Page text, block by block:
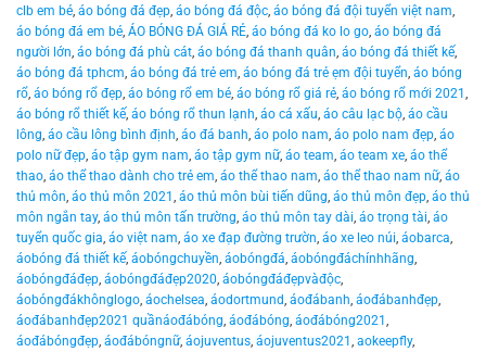
clb em bé, áo bóng đá đẹp, áo bóng đá độc, áo bóng đá đội tuyển việt nam,
áo bóng đá em bé, ÁO BÓNG ĐÁ GIÁ RẺ, áo bóng đá ko lo go, áo bóng đá
người lớn, áo bóng đá phù cát, áo bóng đá thanh quân, áo bóng đá thiết kế,
áo bóng đá tphcm, áo bóng đá trẻ em, áo bóng đá trẻ ẹm đội tuyển, áo bóng
rổ, áo bóng rổ đẹp, áo bóng rổ em bé, áo bóng rổ giá rẻ, áo bóng rổ mới 2021 ,
áo bóng rổ thiết kế, áo bóng rổ thun lạnh, áo cá xấu, áo câu lạc bộ, áo cầu
lông, áo cầu lông bình định, áo đá banh, áo polo nam, áo polo nam đẹp, áo
polo nữ đẹp, áo tập gym nam, áo tập gym nữ, áo team, áo team xe, áo thể
thao, áo thể thao dành cho trẻ em, áo thể thao nam, áo thể thao nam nữ, áo
thủ môn, áo thủ môn 2021 , áo thủ môn bùi tiến dũng, áo thủ môn đẹp, áo thủ
môn ngắn tay, áo thủ môn tấn trường, áo thủ môn tay dài, áo trọng tài, áo
tuyển quốc gia, áo việt nam, áo xe đạp đường trườn, áo xe leo núi, áobarca,
áobóng đá thiết kế, áobóngchuyền, áobóngđá, áobóngđáchínhhãng,
áobóngđáđẹp, áobóngđáđẹp2020, áobóngđáđẹpvàđộc,
áobóngđákhônglogo, áochelsea, áodortmund, áođábanh, áođábanhđẹp,
áođábanhđẹp2021 quầnáođábóng, áođábóng, áođábóng2021 ,
áođábóngđẹp, áođábóngnữ, áojuventus, áojuventus2021 , aokeepfly,